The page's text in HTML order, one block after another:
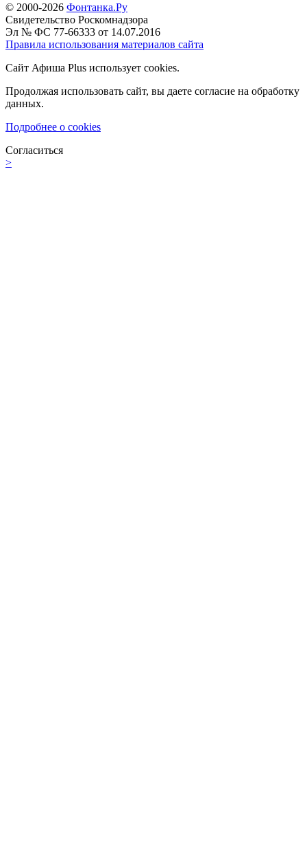
© 2000-2026 Фонтанка.Ру
Свидетельство Роскомнадзора
Эл № ФС 77-66333 от 14.07.2016
Правила использования материалов сайта
Сайт Афиша Plus использует cookies.
Продолжая использовать сайт, вы даете согласие на обработку
данных.
Подробнее о cookies
Согласиться
>